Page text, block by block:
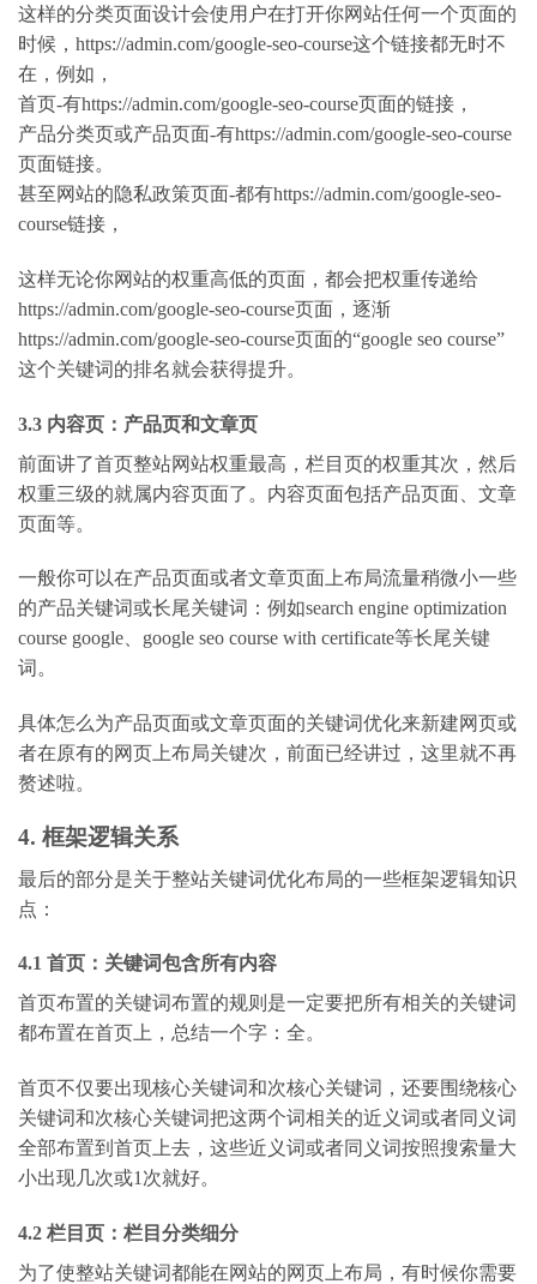
这样的分类页面设计会使用户在打开你网站任何一个页面的
时候，https://admin.com/google-seo-course这个链接都无时不
在，例如，
首页-有https://admin.com/google-seo-course页面的链接，
产品分类页或产品页面-有https://admin.com/google-seo-course
页面链接。
甚至网站的隐私政策页面-都有https://admin.com/google-seo-
course链接，
这样无论你网站的权重高低的页面，都会把权重传递给
https://admin.com/google-seo-course页面，逐渐
https://admin.com/google-seo-course页面的“google seo course”
这个关键词的排名就会获得提升。
3.3 内容页：产品页和文章页
前面讲了首页整站网站权重最高，栏目页的权重其次，然后
权重三级的就属内容页面了。内容页面包括产品页面、文章
页面等。
一般你可以在产品页面或者文章页面上布局流量稍微小一些
的产品关键词或长尾关键词：例如search engine optimization
course google、google seo course with certificate等长尾关键
词。
具体怎么为产品页面或文章页面的关键词优化来新建网页或
者在原有的网页上布局关键次，前面已经讲过，这里就不再
赘述啦。
4. 框架逻辑关系
最后的部分是关于整站关键词优化布局的一些框架逻辑知识
点：
4.1 首页：关键词包含所有内容
首页布置的关键词布置的规则是一定要把所有相关的关键词
都布置在首页上，总结一个字：全。
首页不仅要出现核心关键词和次核心关键词，还要围绕核心
关键词和次核心关键词把这两个词相关的近义词或者同义词
全部布置到首页上去，这些近义词或者同义词按照搜索量大
小出现几次或1次就好。
4.2 栏目页：栏目分类细分
为了使整站关键词都能在网站的网页上布局，有时候你需要